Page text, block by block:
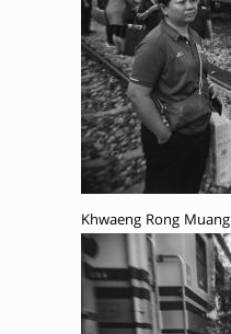
Khwaeng Rong Muang